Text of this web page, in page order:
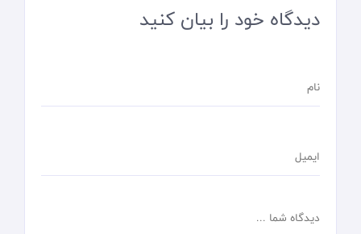
دیدگاه خود را بیان کنید